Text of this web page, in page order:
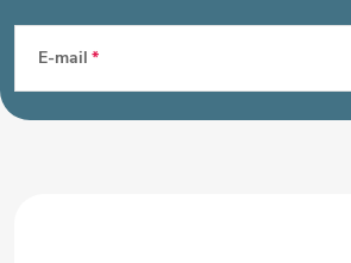
p
E-mail